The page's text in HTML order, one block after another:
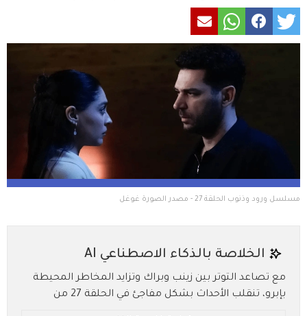
مسلسل ورود وذنوب الحلقة 27 - مصدر الصورة غوغل
الخلاصة بالذكاء الاصطناعي AI
مع تصاعد التوتر بين زينب وبراك وتزايد المخاطر المحيطة
بإبرو، تنقلب الأحداث بشكل مفاجئ في الحلقة 27 من